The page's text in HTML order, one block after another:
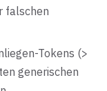
falschen
Tokens (>
generischen